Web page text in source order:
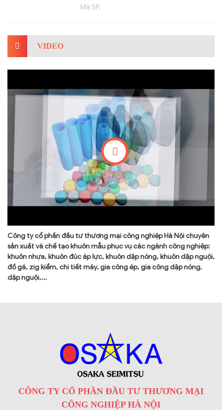
Mã SP:
VIDEO
Công ty cổ phần đầu tư thương mại công nghiệp Hà Nội chuyên
sản xuất và chế tạo khuôn mẫu phục vụ các ngành công nghiệp:
khuôn nhựa, khuôn đúc áp lực, khuôn dập nóng, khuôn dập nguội,
đồ gá, zig kiểm, chi tiết máy, gia công ép, gia công dập nóng,
dập nguội,...
CÔNG TY CỔ PHẦN ĐẦU TƯ THƯƠNG MẠI
CÔNG NGHIỆP HÀ NỘI